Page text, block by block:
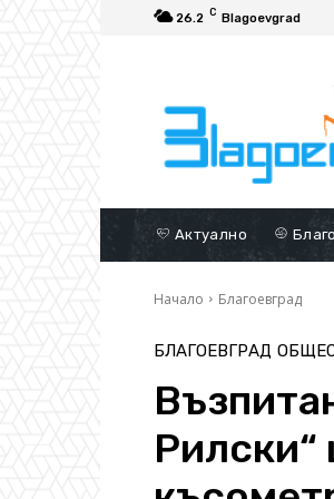
26.2 C Blagoevgrad
Актуално
Начало Благоевград
БЛАГОЕВГРАД